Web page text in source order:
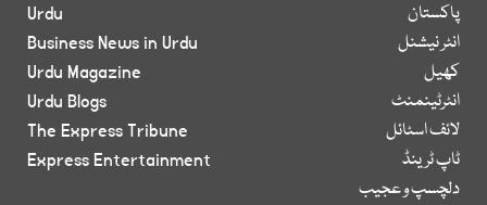
پاکستان
انٹر نیشنل
کھیل
انٹرٹینمنٹ
لائف اسٹائل
ٹاپ ٹرینڈ
دلچسپ و عجیب
Urdu
Business News in Urdu
Urdu Magazine
Urdu Blogs
The Express Tribune
Express Entertainment